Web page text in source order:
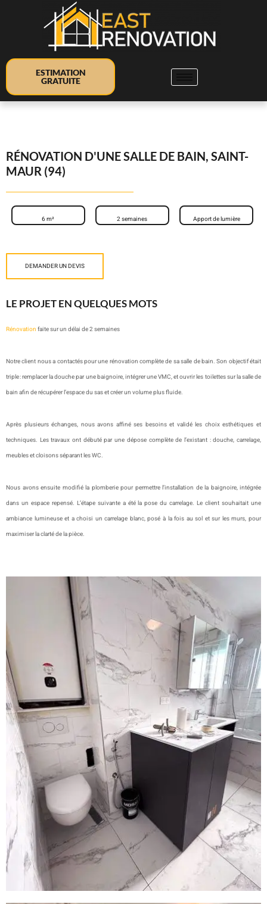
ESTIMATION
GRATUITE
RÉNOVATION D'UNE SALLE DE BAIN, SAINT-
MAUR (94)
6 m² 2 semaines Apport de lumière
DEMANDER UN DEVIS
LE PROJET EN QUELQUES MOTS
Rénovation faite sur un délai de 2 semaines
Notre client nous a contactés pour une rénovation complète de sa salle de bain. Son objectif était
triple : remplacer la douche par une baignoire, intégrer une VMC, et ouvrir les toilettes sur la salle de
bain afin de récupérer l’espace du sas et créer un volume plus fluide.
Après plusieurs échanges, nous avons affiné ses besoins et validé les choix esthétiques et
techniques. Les travaux ont débuté par une dépose complète de l’existant : douche, carrelage,
meubles et cloisons séparant les WC.
Nous avons ensuite modifié la plomberie pour permettre l’installation de la baignoire, intégrée
dans un espace repensé. L’étape suivante a été la pose du carrelage. Le client souhaitait une
ambiance lumineuse et a choisi un carrelage blanc, posé à la fois au sol et sur les murs, pour
maximiser la clarté de la pièce.